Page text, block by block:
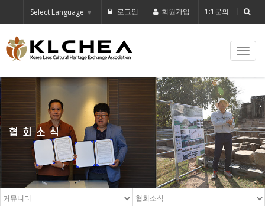
Select Language ▼ 로그인 회원가입 1:1문의
협회소식